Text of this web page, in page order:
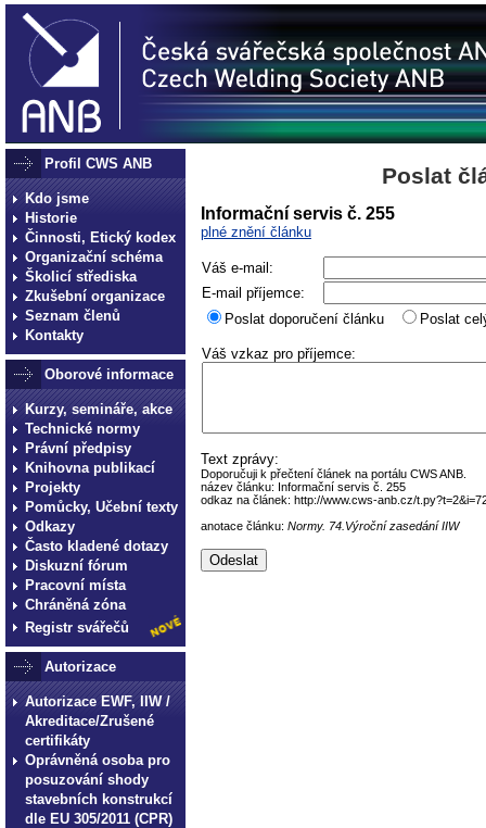
Profil CWS ANB
Kdo jsme
Historie
Činnosti, Etický kodex
Organizační schéma
Školicí střediska
Zkušební organizace
Seznam členů
Kontakty
Oborové informace
Kurzy, semináře, akce
Technické normy
Právní předpisy
Knihovna publikací
Projekty
Pomůcky, Učební texty
Odkazy
Často kladené dotazy
Diskuzní fórum
Pracovní místa
Chráněná zóna
Registr svářečů
Autorizace
Autorizace EWF, IIW /
Akreditace/Zrušené
certifikáty
Oprávněná osoba pro
posuzování shody
stavebních konstrukcí
dle EU 305/2011 (CPR)
Poslat
Informační servis č. 255
plné znění článku
Váš e-mail:
E-mail příjemce:
Poslat doporučení článku
Poslat
Váš vzkaz pro příjemce:
Text zprávy:
Doporučuji k přečtení článek na portálu CWS ANB.
název článku: Informační servis č. 255
odkaz na článek: http://www.cws-anb.cz/
anotace článku: Normy. 74.Výroční zasedání IIW